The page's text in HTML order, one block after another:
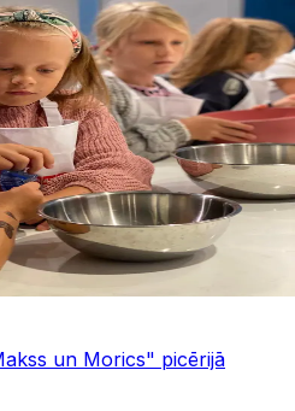
un Morics" picērijā